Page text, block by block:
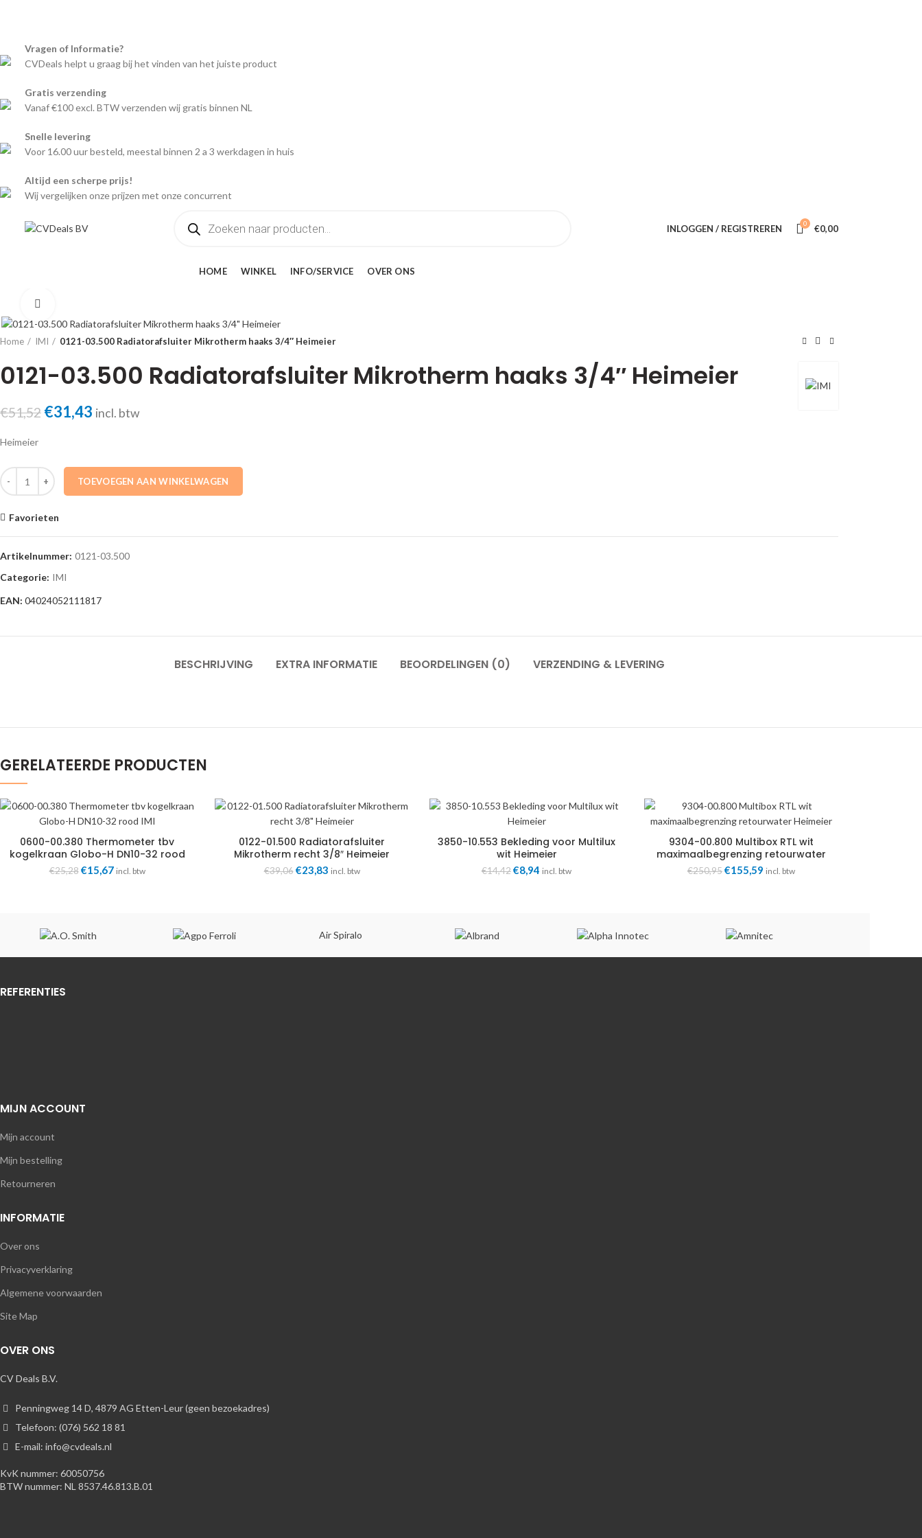
Vragen of Informatie?
CVDeals helpt u graag bij het vinden van het juiste product
Gratis verzending
Vanaf €100 excl. BTW verzenden wij gratis binnen NL
Snelle levering
Voor 16.00 uur besteld, meestal binnen 2 a 3 werkdagen in huis
Altijd een scherpe prijs!
Wij vergelijken onze prijzen met onze concurrent
zoeken
INLOGGEN / REGISTREREN 0 €0,00
HOME WINKEL INFO/SERVICE OVER ONS
Home IMI 0121-03.500 Radiatorafsluiter Mikrotherm haaks 3/4″ Heimeier
0121-03.500 Radiatorafsluiter Mikrotherm haaks 3/4″ Heimeier
€51,52 Oorspronkelijke
€51,52.
€31,43 Huidige
€31,43.
incl. btw
Heimeier
0121-03.500 Radiatorafsluiter Mikrotherm haaks 3/4" Heimeier aantal
TOEVOEGEN AAN WINKELWAGEN
Favorieten
Artikelnummer: 0121-03.500
Categorie: IMI
EAN: 04024052111817
BESCHRIJVING EXTRA INFORMATIE BEOORDELINGEN (0) VERZENDING & LEVERING
GERELATEERDE PRODUCTEN
0600-00.380 Thermometer tbv
kogelkraan Globo-H DN10-32 rood
IMI
€25,28 Oorspronkelijke
€15,67Huidige
incl. btw
0122-01.500 Radiatorafsluiter
Mikrotherm recht 3/8″ Heimeier
€39,06 Oorspronkelijke
€23,83 Huidige
incl. btw
3850-10.553 Bekleding voor Multilux
wit Heimeier
€14,42Oorspronkelijke
€8,94 Huidige
incl. btw
9304-00.800 Multibox RTL wit
maximaalbegrenzing retourwater
Heimeier
€250,95Oorspronkelijke
€155,59 Huidige
incl. btw
Air Spiralo
REFERENTIES
MIJN ACCOUNT
Mijn account
Mijn bestelling
Retourneren
INFORMATIE
Over ons
Privacyverklaring
Algemene voorwaarden
Site Map
OVER ONS
CV Deals B.V.
Penningweg 14 D, 4879 AG Etten-Leur (geen bezoekadres)
Telefoon: (076) 562 18 81
E-mail: info@cvdeals.nl
KvK nummer: 60050756
BTW nummer: NL 8537.46.813.B.01